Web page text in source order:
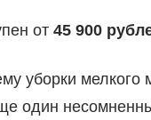
от 45 900
уборки
один